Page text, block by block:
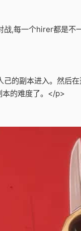
,每一个hirer都是
的副本进入。然后
本的难度了。</p>